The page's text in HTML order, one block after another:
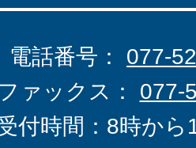
電話番号： 077-
ファックス： 077-
付時間：8時から